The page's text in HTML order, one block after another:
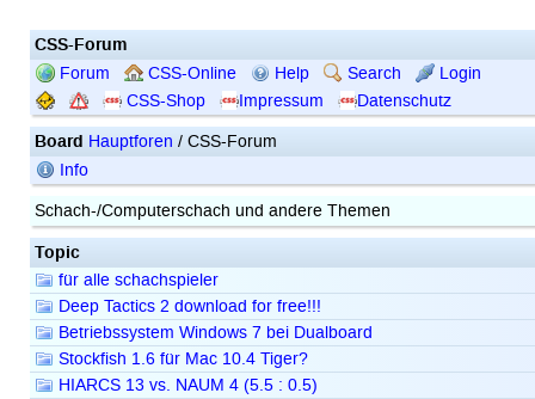
CSS-Forum
Forum CSS-Online Help Search
Login
CSS-Shop
Impressum Datenschutz
Board Hauptforen / CSS-Forum
Info
Schach-/Computerschach und andere Themen
Topic
für alle schachspieler
Deep Tactics 2 download for free!!!
Betriebssystem Windows 7 bei Dualboard
Stockfish 1.6 für Mac 10.4 Tiger?
HIARCS 13 vs. NAUM 4 (5.5 : 0.5)